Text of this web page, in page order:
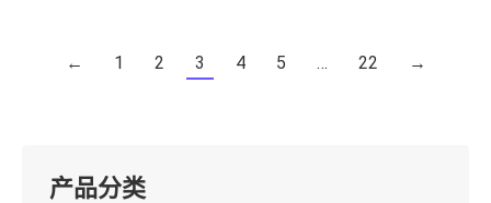
← 1 2 3 4 5 … 22 →
产品分类